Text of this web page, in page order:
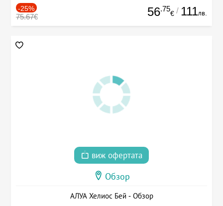
-25%
75.67€ 56.75
€ / 111лв.
виж офертата
Обзор
АЛУА Хелиос Бей - Обзор